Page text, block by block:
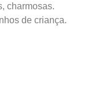
charmosas.
de criança.